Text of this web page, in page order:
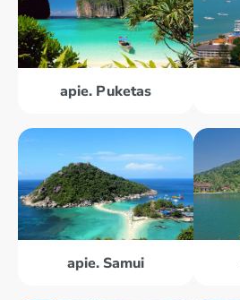
apie. Puketas
apie. Samui